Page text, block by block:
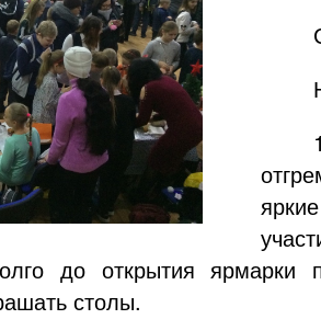
до открытия ярмарки
столы.